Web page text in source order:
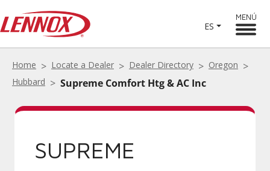
ES
MENÚ
Home Locate a Dealer Dealer Directory
Oregon
Hubbard
Supreme Comfort Htg & AC Inc
SUPREME